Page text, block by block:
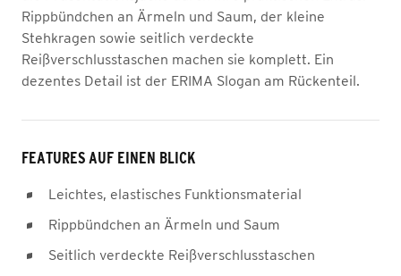
Rippbündchen an Ärmeln und Saum, der kleine
Stehkragen sowie seitlich verdeckte
Reißverschlusstaschen machen sie komplett. Ein
dezentes Detail ist der ERIMA Slogan am Rückenteil.
FEATURES AUF EINEN BLICK
Leichtes, elastisches Funktionsmaterial
Rippbündchen an Ärmeln und Saum
Seitlich verdeckte Reißverschlusstaschen